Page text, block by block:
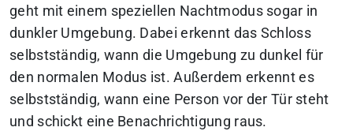
geht mit einem speziellen Nachtmodus sogar in
dunkler Umgebung. Dabei erkennt das Schloss
selbstständig, wann die Umgebung zu dunkel für
den normalen Modus ist. Außerdem erkennt es
selbstständig, wann eine Person vor der Tür steht
und schickt eine Benachrichtigung raus.